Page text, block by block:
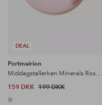
DEAL
Portmeirion
Middagstallerken Minerals Rose Quartz
159 DKK 199 DKK